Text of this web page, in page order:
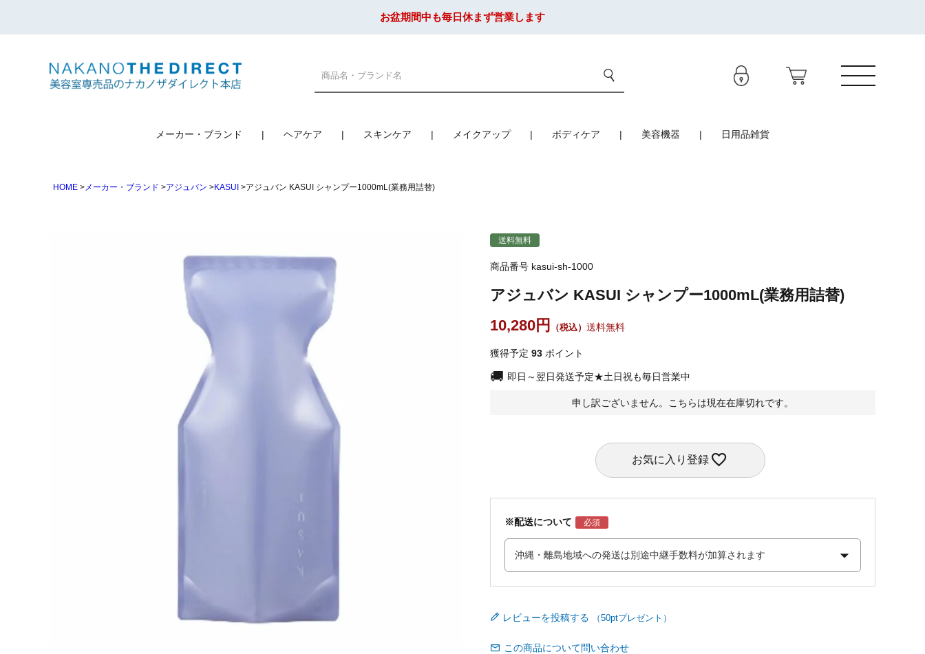
お盆期間中も毎日休まず営業します
メーカー・ブランド ヘアケア スキンケア メイクアップ ボディケア 美容機器 日用品雑貨
HOME メーカー・ブランド アジュバン KASUI アジュバン KASUI シャンプー1000mL(業務用詰替)
送料無料
商品番号 kasui-sh-1000
アジュバン KASUI シャンプー1000mL(業務用詰替)
10,280
送料無料
獲得予定 93 ポイント
即日～翌日発送予定★土日祝も毎日営業中
申し訳ございません。こちらは現在在庫切れです。
お気に入り登録
※配送について
レビューを投稿する
この商品について問い合わせ